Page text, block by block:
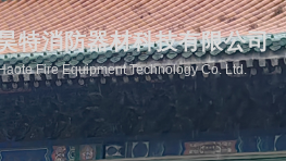
Fire Equipment Technology Co. Ltd.
特消防器材科技有限公司